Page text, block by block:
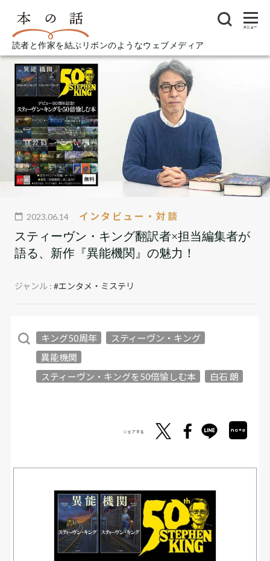
読者と作家を結ぶリボンのようなウェブメディア
メニュー
2023.06.14 インタビュー・対談
スティーヴン・キング翻訳者×担当編集者が
語る、新作『異能機関』の魅力！
ジャンル :#エンタメ・ミステリ
キング50周年
スティーヴン・キング
異能機関
スティーヴン・キングを50倍愉しむ本
白石 朗
シェアする